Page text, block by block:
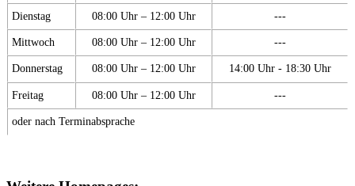
Dienstag 08:00 Uhr – 12:00 Uhr ---
Mittwoch 08:00 Uhr – 12:00 Uhr ---
Donnerstag 08:00 Uhr – 12:00 Uhr 14:00 Uhr - 18:30 Uhr
Freitag 08:00 Uhr – 12:00 Uhr ---
oder nach Terminabsprache